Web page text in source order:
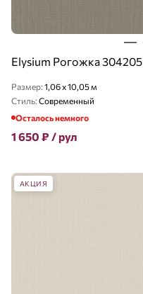
Elysium Рогожка 304205
Размер: 1,06 x 10,05 м
Стиль: Современный
Осталось немного
1 650 ₽ / рул
АКЦИЯ